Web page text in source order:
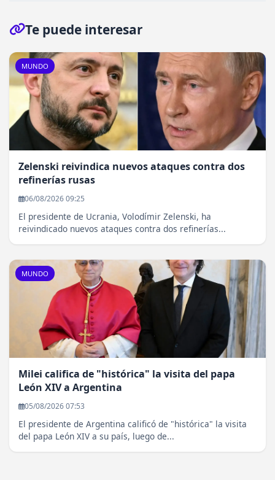
Te puede interesar
MUNDO
Zelenski reivindica nuevos ataques contra dos
refinerías rusas
06/08/2026 09:25
El presidente de Ucrania, Volodímir Zelenski, ha
reivindicado nuevos ataques contra dos refinerías...
MUNDO
Milei califica de "histórica" la visita del papa
León XIV a Argentina
05/08/2026 07:53
El presidente de Argentina calificó de "histórica" la visita
del papa León XIV a su país, luego de...